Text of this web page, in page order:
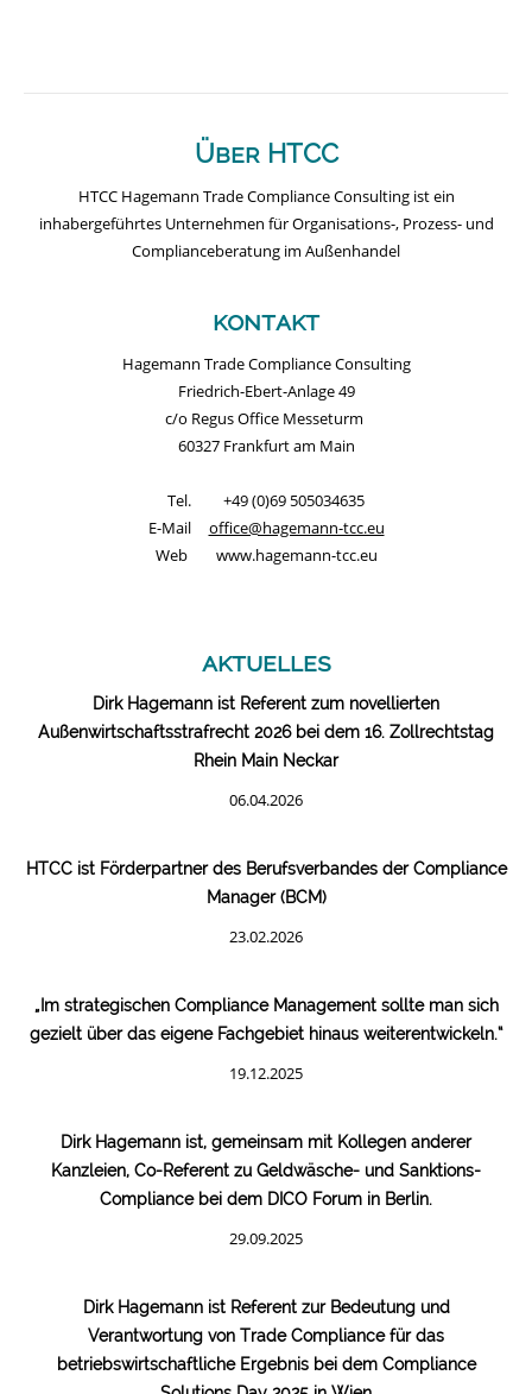
Über HTCC
HTCC Hagemann Trade Compliance Consulting ist ein
inhabergeführtes Unternehmen für Organisations-, Prozess- und
Complianceberatung im Außenhandel
kontakt
Hagemann Trade Compliance Consulting
Friedrich-Ebert-Anlage 49
c/o Regus Office Messeturm
60327 Frankfurt am Main
Tel. +49 (0)69 505034635
E-Mail office@hagemann-tcc.eu
Web www.hagemann-tcc.eu
aktuelles
Dirk Hagemann ist Referent zum novellierten
Außenwirtschaftsstrafrecht 2026 bei dem 16. Zollrechtstag
Rhein Main Neckar
06.04.2026
HTCC ist Förderpartner des Berufsverbandes der Compliance
Manager (BCM)
23.02.2026
„Im strategischen Compliance Management sollte man sich
gezielt über das eigene Fachgebiet hinaus weiterentwickeln.“
19.12.2025
Dirk Hagemann ist, gemeinsam mit Kollegen anderer
Kanzleien, Co-Referent zu Geldwäsche- und Sanktions-
Compliance bei dem DICO Forum in Berlin.
29.09.2025
Dirk Hagemann ist Referent zur Bedeutung und
Verantwortung von Trade Compliance für das
betriebswirtschaftliche Ergebnis bei dem Compliance